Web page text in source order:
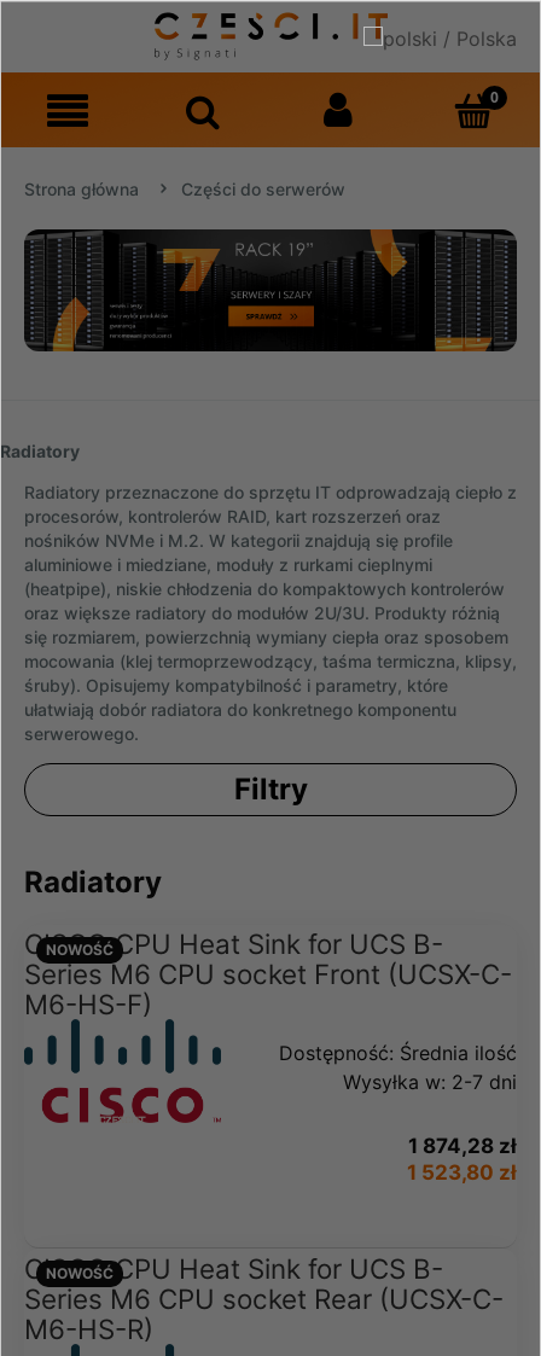
Strona główna Części do serwerów
Radiatory
Radiatory przeznaczone do sprzętu IT odprowadzają ciepło z
procesorów, kontrolerów RAID, kart rozszerzeń oraz
nośników NVMe i M.2. W kategorii znajdują się profile
aluminiowe i miedziane, moduły z rurkami cieplnymi
(heatpipe), niskie chłodzenia do kompaktowych kontrolerów
oraz większe radiatory do modułów 2U/3U. Produkty różnią
się rozmiarem, powierzchnią wymiany ciepła oraz sposobem
mocowania (klej termoprzewodzący, taśma termiczna, klipsy,
śruby). Opisujemy kompatybilność i parametry, które
ułatwiają dobór radiatora do konkretnego komponentu
serwerowego.
Filtry
Radiatory
CISCO CPU Heat Sink for UCS B-
Series M6 CPU socket Front (UCSX-C-
M6-HS-F)
Dostępność: Średnia ilość
Wysyłka w: 2-7 dni
1 874,28 zł
1 523,80 zł
NOWOŚĆ
CISCO CPU Heat Sink for UCS B-
Series M6 CPU socket Rear (UCSX-C-
M6-HS-R)
NOWOŚĆ